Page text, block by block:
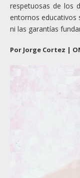
respetuosas de los
entornos educativos
ni las garantías
Por Jorge Cortez |